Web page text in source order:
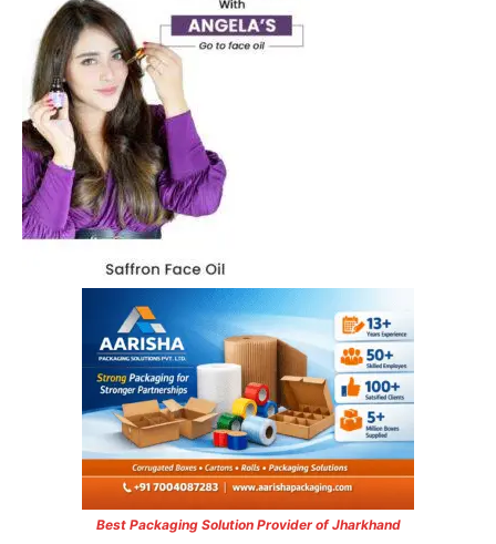
Best Packaging Solution Provider of Jharkhand